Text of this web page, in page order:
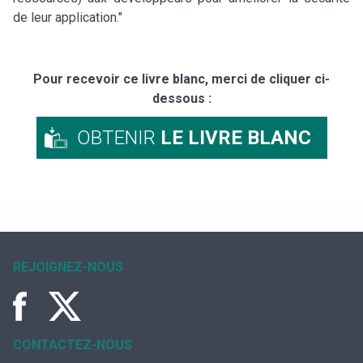
de leur application."
Pour recevoir ce livre blanc, merci de cliquer ci-
dessous :
OBTENIR LE LIVRE BLANC
REJOIGNEZ-NOUS
CONTACTEZ-NOUS